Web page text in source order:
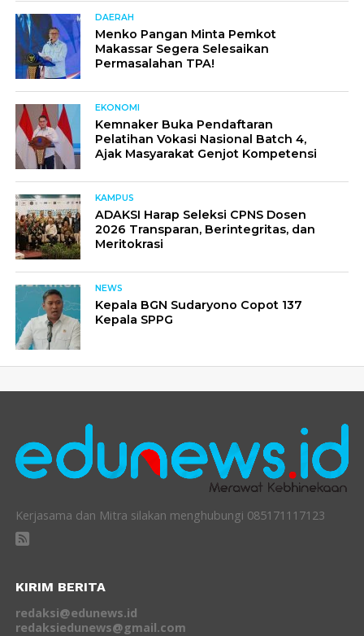
DAERAH
Menko Pangan Minta Pemkot
Makassar Segera Selesaikan
Permasalahan TPA!
EKONOMI
Kemnaker Buka Pendaftaran
Pelatihan Vokasi Nasional Batch 4,
Ajak Masyarakat Genjot Kompetensi
KAMPUS
ADAKSI Harap Seleksi CPNS Dosen
2026 Transparan, Berintegritas, dan
Meritokrasi
NEWS
Kepala BGN Sudaryono Copot 137
Kepala SPPG
Kerjasama dan Mitra silakan menghubungi 085171117123
KIRIM BERITA
redaksi@edunews.id
redaksiedunews@gmail.com